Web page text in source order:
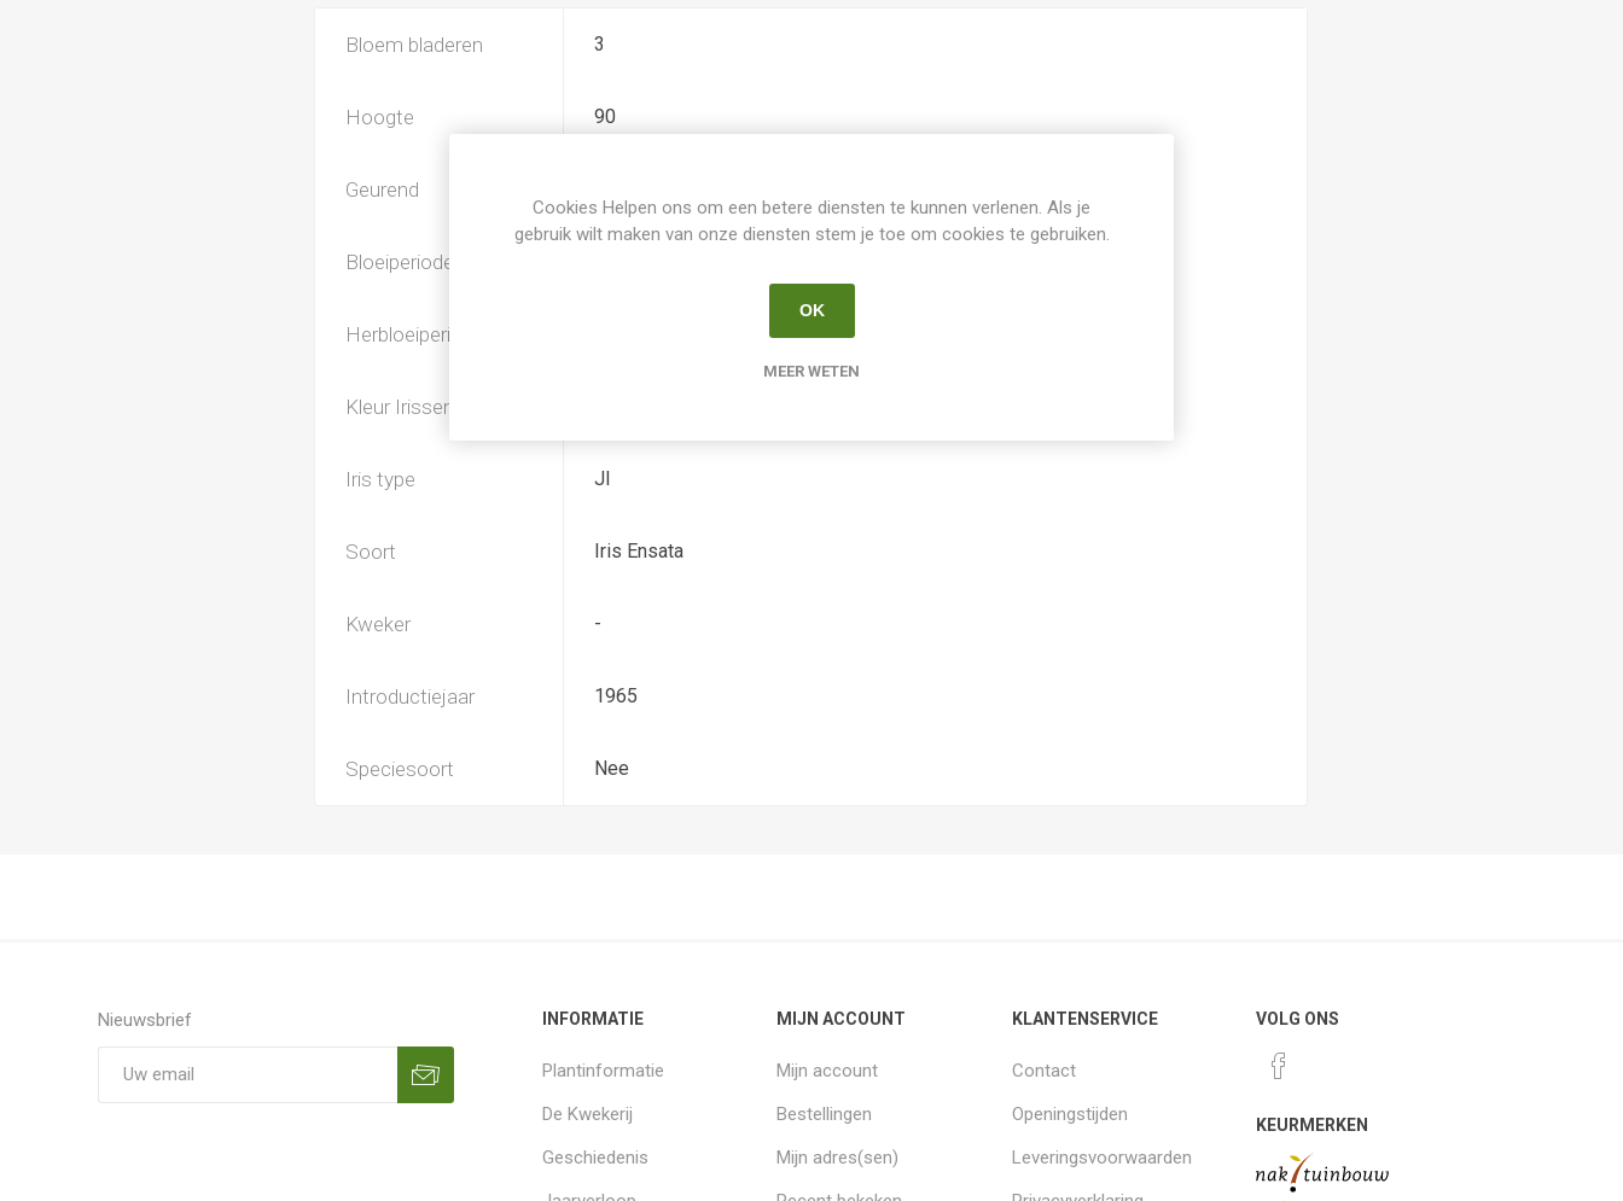
Bloem bladeren 3
Hoogte 90
Geurend
Bloeiperiode
Herbloeiperiode
Kleur Irissen
Iris type JI
Soort Iris Ensata
Kweker -
Introductiejaar 1965
Speciesoort Nee
Nieuwsbrief INFORMATIE
Plantinformatie
De Kwekerij
Geschiedenis
MIJN ACCOUNT
Mijn account
Bestellingen
Mijn adres(sen)
KLANTENSERVICE
Contact
Openingstijden
Leveringsvoorwaarden
VOLG ONS
KEURMERKEN
Cookies Helpen ons om een betere diensten te kunnen verlenen. Als je
gebruik wilt maken van onze diensten stem je toe om cookies te gebruiken.
OK
MEER WETEN